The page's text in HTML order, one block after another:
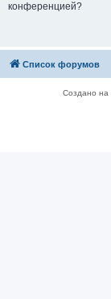
конференцией?
Список форумов
Создано на